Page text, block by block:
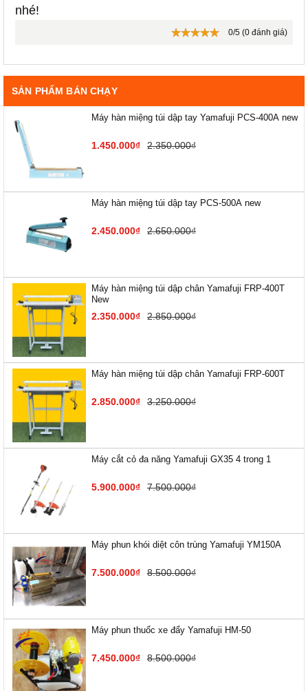
nhé!
0/5 (0 đánh giá)
SẢN PHẨM BÁN CHẠY
Máy hàn miệng túi dập tay Yamafuji PCS-400A new
1.450.000₫ 2.350.000₫
Máy hàn miệng túi dập tay PCS-500A new
2.450.000₫ 2.650.000₫
Máy hàn miệng túi dập chân Yamafuji FRP-400T
New
2.350.000₫ 2.850.000₫
Máy hàn miệng túi dập chân Yamafuji FRP-600T
2.850.000₫ 3.250.000₫
Máy cắt cỏ đa năng Yamafuji GX35 4 trong 1
5.900.000₫ 7.500.000₫
Máy phun khói diệt côn trùng Yamafuji YM150A
7.500.000₫ 8.500.000₫
Máy phun thuốc xe đẩy Yamafuji HM-50
7.450.000₫ 8.500.000₫